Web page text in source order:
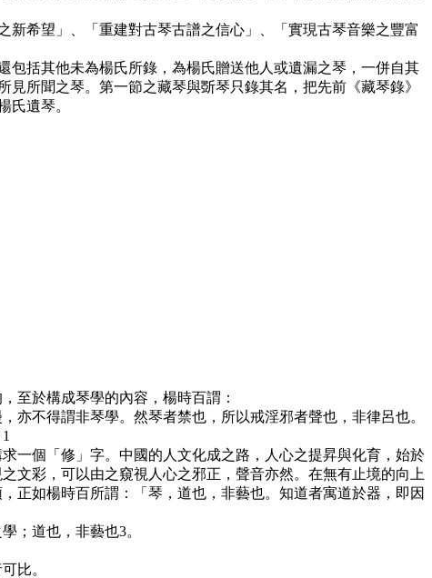
希望」、「重建對古琴古譜之信心」、「實現古琴音樂之豐富
括其他未為楊氏所錄，為楊氏贈送他人或遺漏之琴，一併自其
所聞之琴。第一節之藏琴與斲琴只錄其名，把先前《藏琴錄》
氏遺琴。
於構成琴學的內容，楊時百謂：
不得謂非琴學。然琴者禁也，所以戒淫邪者聲也，非律呂也。
個「修」字。中國的人文化成之路，人心之提昇與化育，始於
文彩，可以由之窺視人心之邪正，聲音亦然。在無有止境的向上
正如楊時百所謂：「琴，道也，非藝也。知道者寓道於器，即因
；道也，非藝也3。
比。